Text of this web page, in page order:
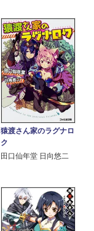
猿渡さん家のラグナロ
ク
田口仙年堂 日向悠二